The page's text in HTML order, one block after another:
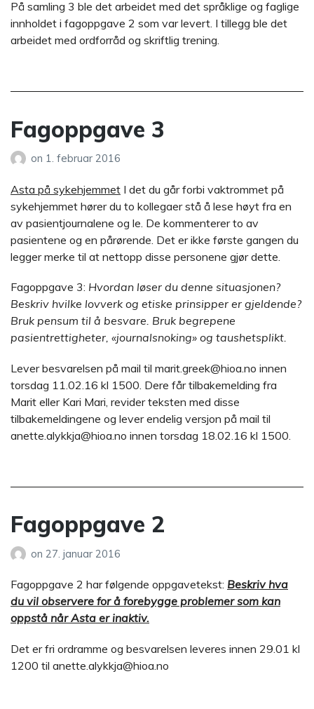
På samling 3 ble det arbeidet med det språklige og faglige
innholdet i fagoppgave 2 som var levert. I tillegg ble det
arbeidet med ordforråd og skriftlig trening.
Fagoppgave 3
on 1. februar 2016
Asta på sykehjemmet I det du går forbi vaktrommet på
sykehjemmet hører du to kollegaer stå å lese høyt fra en
av pasientjournalene og le. De kommenterer to av
pasientene og en pårørende. Det er ikke første gangen du
legger merke til at nettopp disse personene gjør dette.
Fagoppgave 3: Hvordan løser du denne situasjonen?
Beskriv hvilke lovverk og etiske prinsipper er gjeldende?
Bruk pensum til å besvare. Bruk begrepene
pasientrettigheter, «journalsnoking» og taushetsplikt.
Lever besvarelsen på mail til marit.greek@hioa.no innen
torsdag 11.02.16 kl 1500. Dere får tilbakemelding fra
Marit eller Kari Mari, revider teksten med disse
tilbakemeldingene og lever endelig versjon på mail til
anette.alykkja@hioa.no innen torsdag 18.02.16 kl 1500.
Fagoppgave 2
on 27. januar 2016
Fagoppgave 2 har følgende oppgavetekst: Beskriv hva
du vil observere for å forebygge problemer som kan
oppstå når Asta er inaktiv.
Det er fri ordramme og besvarelsen leveres innen 29.01 kl
1200 til anette.alykkja@hioa.no